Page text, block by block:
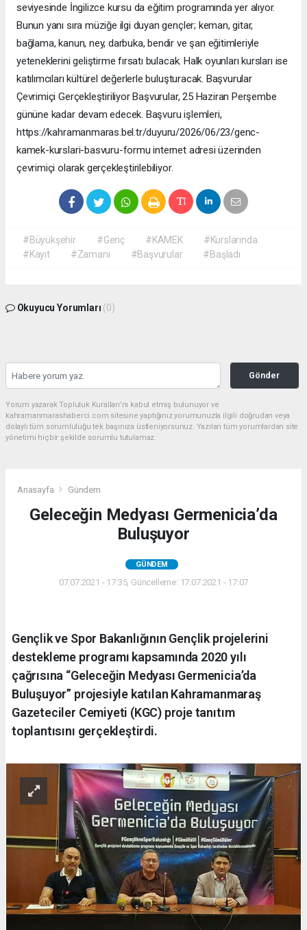
seviyesinde İngilizce kursu da eğitim programında yer alıyor.
Bunun yanı sıra müziğe ilgi duyan gençler; keman, gitar,
bağlama, kanun, ney, darbuka, bendir ve şan eğitimleriyle
yeteneklerini geliştirme fırsatı bulacak. Halk oyunları kursları ise
katılımcıları kültürel değerlerle buluşturacak. Başvurular
Çevrimiçi Gerçekleştiriliyor Başvurular, 25 Haziran Perşembe
gününe kadar devam edecek. Başvuru işlemleri,
https://kahramanmaras.bel.tr/duyuru/2026/06/23/genc-
kamek-kurslari-basvuru-formu internet adresi üzerinden
çevrimiçi olarak gerçekleştirilebiliyor.
#Büyükşehir #Genç #KAMEK
#Kurslarında
#Kayıt
#Zamanı #Başvurular #Başladı
Okuyucu Yorumları (0)
Gönder
Yorum yazarak Topluluk Kuralları’nı kabul etmiş bulunuyor ve
kahramanmarashaberci.com sitesine yaptığınız yorumunuzla ilgili doğrudan veya
dolaylı tüm sorumluluğu tek başınıza üstleniyorsunuz. Yazılan tüm yorumlardan site
yönetimi hiçbir şekilde sorumlu tutulamaz.
Anasayfa Gündem
Geleceğin Medyası Germenicia’da
Buluşuyor
GÜNDEM
07.07.2021 - 17:35, Güncelleme: 17.07.2021 - 17:07
Gençlik ve Spor Bakanlığının Gençlik projelerini
destekleme programı kapsamında 2020 yılı
çağrısına “Geleceğin Medyası Germenicia’da
Buluşuyor” projesiyle katılan Kahramanmaraş
Gazeteciler Cemiyeti (KGC) proje tanıtım
toplantısını gerçekleştirdi.